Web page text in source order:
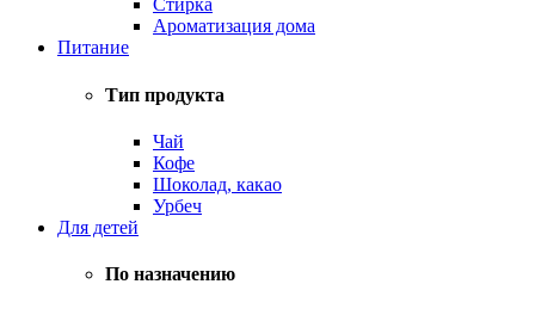
Стирка
Ароматизация дома
Питание
Тип продукта
Чай
Кофе
Шоколад, какао
Урбеч
Для детей
По назначению